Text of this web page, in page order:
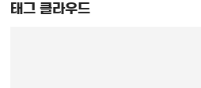
태그 클라우드